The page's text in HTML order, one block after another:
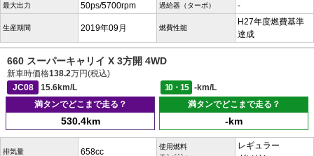
最大出力 50ps/5700rpm 過給器（ターボ） -
生産期間 2019年09月 燃費性能
H27年度燃費基準
達成
660 スーパーキャリイ X 3方開 4WD
新車時価格138.2万円(税込)
JC08
15.6km/L 10・15
-km/L
満タンでどこまで走る？
530.4km
満タンでどこまで走る？
-km
排気量 658cc
使用燃料
レギュラー